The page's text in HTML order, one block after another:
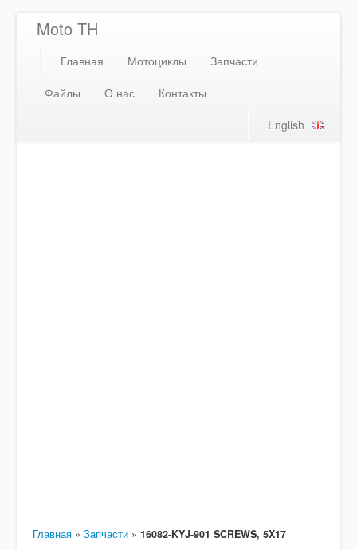
Moto TH
Главная Мотоциклы
Запчасти
Файлы
О нас
Контакты
English
Главная » Запчасти » 16082-KYJ-901 SCREWS, 5X17